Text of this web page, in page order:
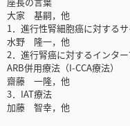
大家 基嗣，他
1．進行性腎細胞癌に対する
水野 隆一，他
2．進行腎癌に対するインター
ARB併用療法（I-CCA療法）
齋藤 一隆，他
3．IAT療法
加藤 智幸，他